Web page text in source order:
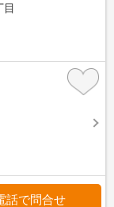
話で問合せ